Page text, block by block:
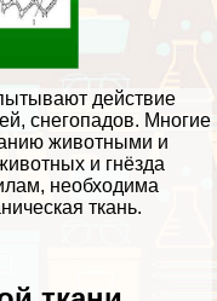
действие
снегопадов. Многие
животными и
и гнёзда
необходима
ткань.